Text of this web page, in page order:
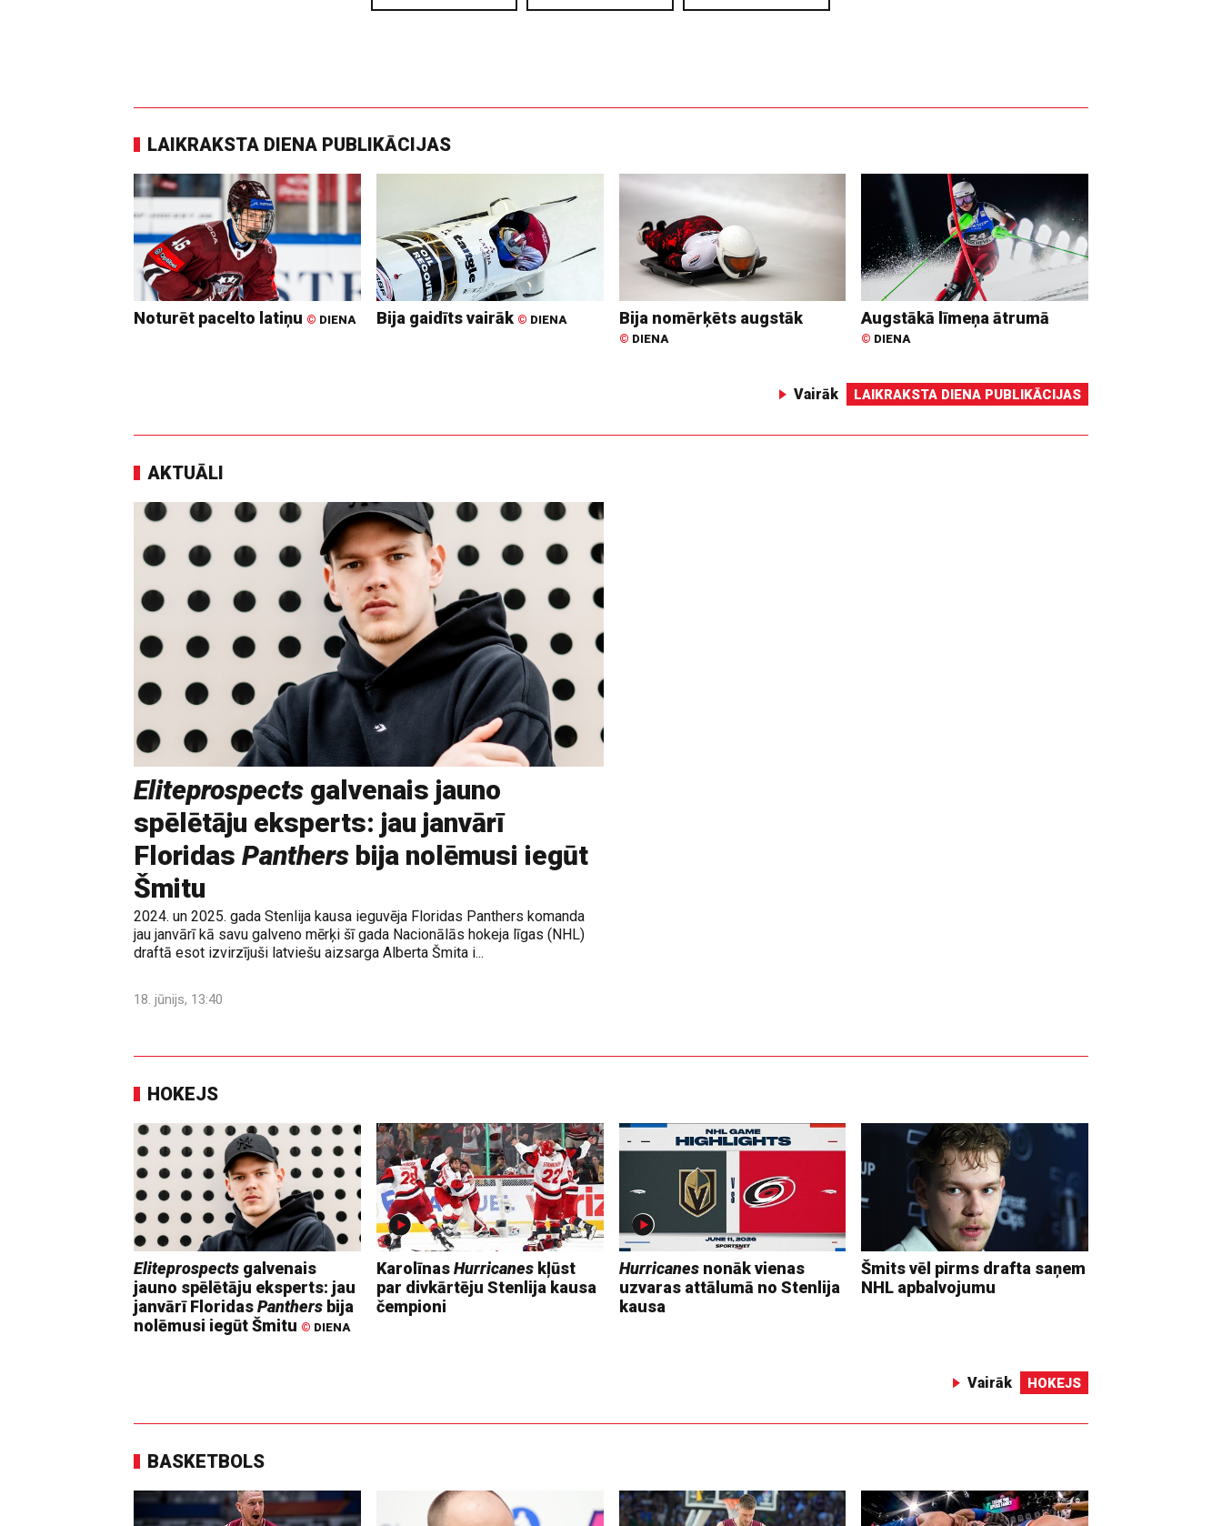
LAIKRAKSTA DIENA PUBLIKĀCIJAS
Noturēt pacelto latiņu © DIENA Bija gaidīts vairāk © DIENA Bija nomērķēts augstāk
© DIENA
Augstākā līmeņa ātrumā
© DIENA
Vairāk LAIKRAKSTA DIENA PUBLIKĀCIJAS
AKTUĀLI
Eliteprospects galvenais jauno
spēlētāju eksperts: jau janvārī
Floridas Panthers bija nolēmusi iegūt
Šmitu
2024. un 2025. gada Stenlija kausa ieguvēja Floridas Panthers komanda
jau janvārī kā savu galveno mērķi šī gada Nacionālās hokeja līgas (NHL)
draftā esot izvirzījuši latviešu aizsarga Alberta Šmita i...
18. jūnijs, 13:40
HOKEJS
Eliteprospects galvenais
jauno spēlētāju eksperts: jau
janvārī FloridasPanthers bija
nolēmusi iegūt Šmitu © DIENA
KarolīnasHurricaneskļūst
par divkārtēju Stenlija kausa
čempioni
Hurricanesnonāk vienas
uzvaras attālumā no Stenlija
kausa
Šmits vēl pirms drafta saņem
NHL apbalvojumu
Vairāk HOKEJS
BASKETBOLS